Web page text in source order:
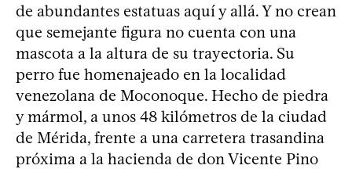
de abundantes estatuas aquí y allá. Y no crean
que semejante figura no cuenta con una
mascota a la altura de su trayectoria. Su
perro fue homenajeado en la localidad
venezolana de Moconoque. Hecho de piedra
y mármol, a unos 48 kilómetros de la ciudad
de Mérida, frente a una carretera trasandina
próxima a la hacienda de don Vicente Pino